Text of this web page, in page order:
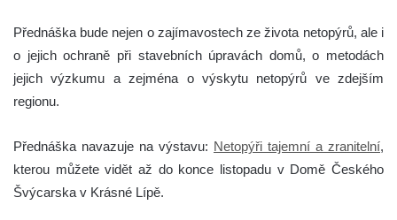
Přednáška bude nejen o zajímavostech ze života netopýrů, ale i
o jejich ochraně při stavebních úpravách domů, o metodách
jejich výzkumu a zejména o výskytu netopýrů ve zdejším
regionu.
Přednáška navazuje na výstavu: Netopýři tajemní a zranitelní,
kterou můžete vidět až do konce listopadu v Domě Českého
Švýcarska v Krásné Lípě.